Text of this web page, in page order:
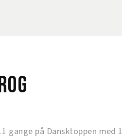
gange på Dansktoppen med 1